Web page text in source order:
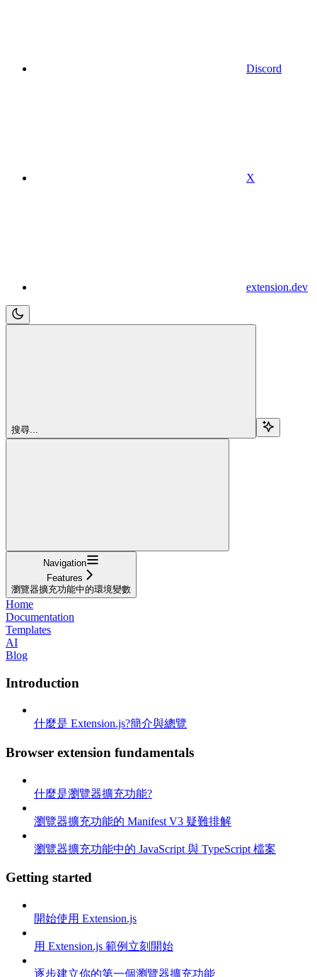
Discord
X
extension.dev
搜尋...
Navigation
Features
瀏覽器擴充功能中的環境變數
Home
Documentation
Templates
AI
Blog
Introduction
什麼是 Extension.js?簡介與總覽
Browser extension fundamentals
什麼是瀏覽器擴充功能?
瀏覽器擴充功能的 Manifest V3 疑難排解
瀏覽器擴充功能中的 JavaScript 與 TypeScript 檔案
Getting started
開始使用 Extension.js
用 Extension.js 範例立刻開始
逐步建立你的第一個瀏覽器擴充功能